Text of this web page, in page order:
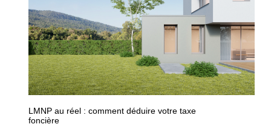
LMNP au réel : comment déduire votre taxe
foncière